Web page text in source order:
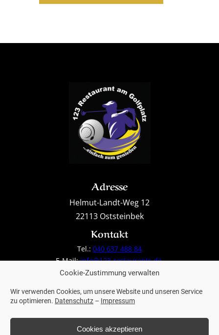
Cookie-Zustimmung verwalten
Wir verwenden Cookies, um unsere Website und unseren Service
zu optimieren. Datenschutz – Impressum
Cookies akzeptieren
Adresse
Helmut-Landt-Weg 12
22113 Oststeinbek
Kontakt
Tel.: 040 637 488 84
E-Mail:info@123-restaurants.de,
reservierung@123-restaurants.de
Weitere Links
Impressum
Datenschutz